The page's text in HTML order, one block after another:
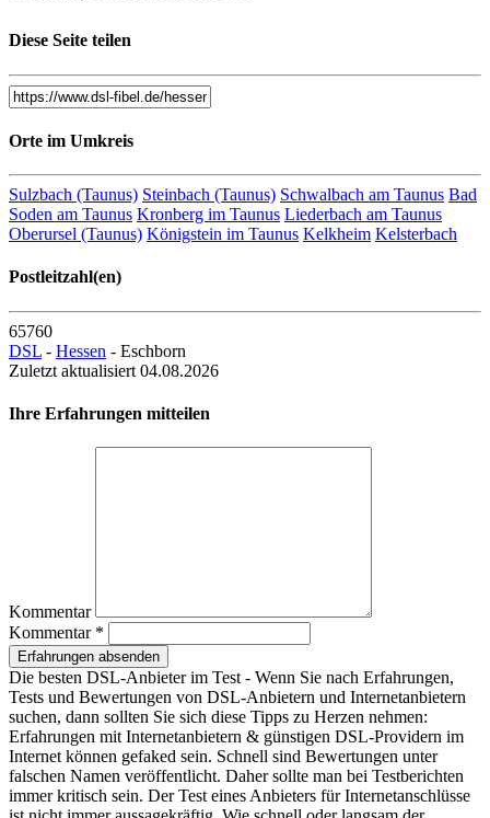
Telekom Hotspot Outdoor
65760 Eschborn
Bremer Str. 16
Entfernung zum Zentrum: 0.83 km
Mercure Frankfurt Eschborn Sued
65760 Eschborn
Frankfurter Straße 71-75
Entfernung zum Zentrum: 0.84 km
Lekkerland Partner
Entfernung zum Zentrum: 1.35 km
Mercure Frankfurt Eschborn Ost
65760 Eschborn
Helfmann-Park 6
Entfernung zum Zentrum: 1.36 km
Diese Seite teilen
Orte im Umkreis
Sulzbach (Taunus) Steinbach (Taunus) Schwalbach am Taunus Bad
Soden am Taunus Kronberg im Taunus Liederbach am Taunus
Oberursel (Taunus) Königstein im Taunus Kelkheim Kelsterbach
Postleitzahl(en)
65760
DSL - Hessen - Eschborn
Zuletzt aktualisiert 04.08.2026
Ihre Erfahrungen mitteilen
Kommentar
Kommentar *
Erfahrungen absenden
Die besten DSL-Anbieter im Test - Wenn Sie nach Erfahrungen,
Tests und Bewertungen von DSL-Anbietern und Internetanbietern
suchen, dann sollten Sie sich diese Tipps zu Herzen nehmen:
Erfahrungen mit Internetanbietern & günstigen DSL-Providern im
Internet können gefaked sein. Schnell sind Bewertungen unter
falschen Namen veröffentlicht. Daher sollte man bei Testberichten
immer kritisch sein. Der Test eines Anbieters für Internetanschlüsse